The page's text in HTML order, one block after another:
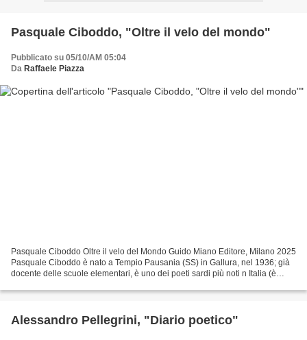
Pasquale Ciboddo, "Oltre il velo del mondo"
Pubblicato su 05/10/AM 05:04
Da Raffaele Piazza
Pasquale Ciboddo Oltre il velo del Mondo Guido Miano Editore, Milano 2025
Pasquale Ciboddo è nato a Tempio Pausania (SS) in Gallura, nel 1936; già
docente delle scuole elementari, è uno dei poeti sardi più noti n Italia (è
Alessandro Pellegrini, "Diario poetico"